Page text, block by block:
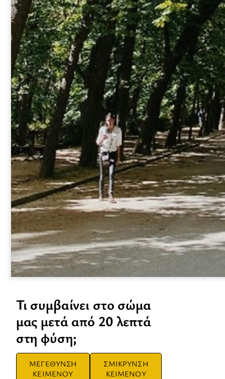
Τι συμβαίνει στο σώμα
μας μετά από 20 λεπτά
στη φύση;
ΜΕΓΕΘΥΝΣΗ
ΚΕΙΜΕΝΟΥ
ΣΜΙΚΡΥΝΣΗ
ΚΕΙΜΕΝΟΥ